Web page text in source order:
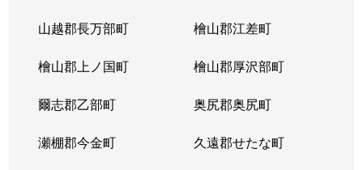
山越郡長万部町 檜山郡江差町
檜山郡上ノ国町 檜山郡厚沢部町
爾志郡乙部町 奥尻郡奥尻町
瀬棚郡今金町 久遠郡せたな町